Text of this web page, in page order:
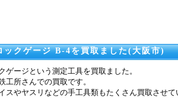
ックゲージ B-4を買取ました(大阪市)
ゲージという測定工具を買取ました。
工所さんでの買取です。
スやヤスリなどの手工具類もたくさん買取させて